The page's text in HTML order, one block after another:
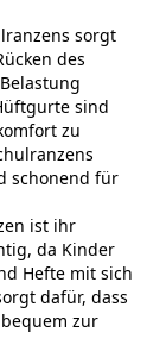
sorgt
des
sind
zu
schonend für
ist ihr
da Kinder
Hefte mit sich
dafür, dass
zur